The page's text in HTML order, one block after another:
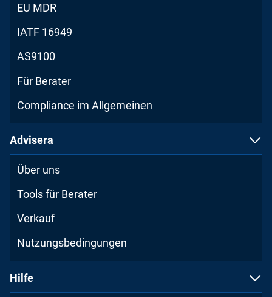
EU MDR
IATF 16949
AS9100
Für Berater
Compliance im Allgemeinen
Advisera
Über uns
Tools für Berater
Verkauf
Nutzungsbedingungen
Hilfe